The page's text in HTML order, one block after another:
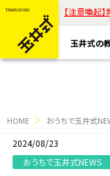
【注意喚起
玉井式の
教材一覧
HOME おうちで玉井式
2024/08/23
おうちで玉井式NEWS